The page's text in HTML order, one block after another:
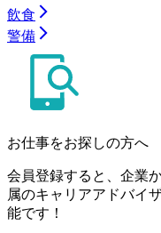
飲食
警備
お仕事をお探しの方へ
会員登録すると、企業
属のキャリアアドバイ
能です！